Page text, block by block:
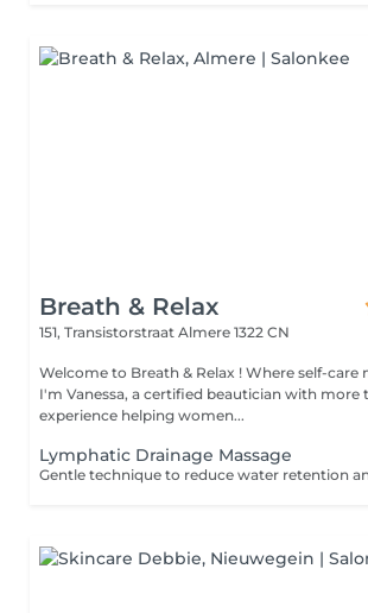
Breath & Relax
151, Transistorstraat Almere 1322 CN
Welcome to Breath & Relax ! Where self-care meets expertise.
I'm Vanessa, a certified beautician with more
experience helping women...
Lymphatic Drainage Massage